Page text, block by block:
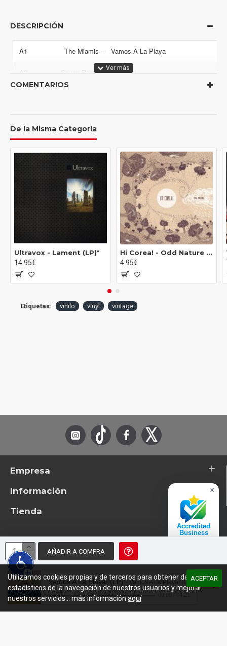
AÑADIR A COMPRA
Vamos A La Playa! (LP) - Vamos A La Playa! (LP)
DESCRIPCIÓN
A1 –
The Miamis Vamos A La Playa
A2 –
Seven Roots Sénégal
A5 Plastic Bertrand
Hollywood Bananas
Les Petites Rues De Singapour
Gaell Kiwi Bahamas
San Sebastian Sofia National
T'As Des Jambes Pour Danser
B5 The Miamis Vamos A La Playa (Version Disco)
COMENTARIOS
De la Misma Categoría
Ultravox - Lament (LP)*
14.95€
Hi Corea! - Odd Nature (10")
4.95€
Etiquetas: vinilo vinyl vintage
Empresa
Información
Tienda
© 2026 - TotemTanz.com. Todos los derechos reservados
Diseño: InterIberica
ACEPTAR
Utilizamos cookies propias y de terceros para obtener datos
estadísticos de la navegación de nuestros usuarios y mejorar
nuestros servicios... más información aquí
×
Accredited
Business